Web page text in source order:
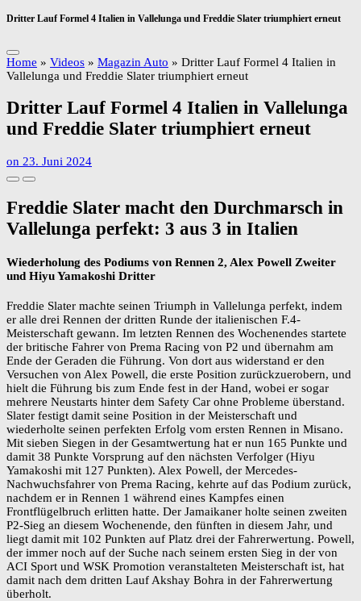
Dritter Lauf Formel 4 Italien in Vallelunga und Freddie Slater triumphiert erneut
Home » Videos » Magazin Auto » Dritter Lauf Formel 4 Italien in
Vallelunga und Freddie Slater triumphiert erneut
Dritter Lauf Formel 4 Italien in Vallelunga
und Freddie Slater triumphiert erneut
on 23. Juni 2024
Freddie Slater macht den Durchmarsch in
Vallelunga perfekt: 3 aus 3 in Italien
Wiederholung des Podiums von Rennen 2, Alex Powell Zweiter
und Hiyu Yamakoshi Dritter
Freddie Slater machte seinen Triumph in Vallelunga perfekt, indem
er alle drei Rennen der dritten Runde der italienischen F.4-
Meisterschaft gewann. Im letzten Rennen des Wochenendes startete
der britische Fahrer von Prema Racing von P2 und übernahm am
Ende der Geraden die Führung. Von dort aus widerstand er den
Versuchen von Alex Powell, die erste Position zurückzuerobern, und
hielt die Führung bis zum Ende fest in der Hand, wobei er sogar
mehrere Neustarts hinter dem Safety Car ohne Probleme überstand.
Slater festigt damit seine Position in der Meisterschaft und
wiederholte seinen perfekten Erfolg vom ersten Rennen in Misano.
Mit sieben Siegen in der Gesamtwertung hat er nun 165 Punkte und
damit 38 Punkte Vorsprung auf den nächsten Verfolger (Hiyu
Yamakoshi mit 127 Punkten). Alex Powell, der Mercedes-
Nachwuchsfahrer von Prema Racing, kehrte auf das Podium zurück,
nachdem er in Rennen 1 während eines Kampfes einen
Frontflügelbruch erlitten hatte. Der Jamaikaner holte seinen zweiten
P2-Sieg an diesem Wochenende, den fünften in diesem Jahr, und
liegt damit mit 102 Punkten auf Platz drei der Fahrerwertung. Powell,
der immer noch auf der Suche nach seinem ersten Sieg in der von
ACI Sport und WSK Promotion veranstalteten Meisterschaft ist, hat
damit nach dem dritten Lauf Akshay Bohra in der Fahrerwertung
überholt.